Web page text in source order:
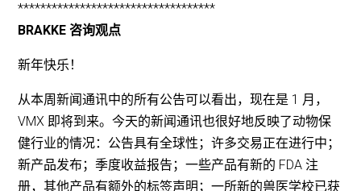
***********************************
BRAKKE 咨询观点
新年快乐！
从本周新闻通讯中的所有公告可以看出，现在是 1 月，
VMX 即将到来。今天的新闻通讯也很好地反映了动物保
健行业的情况：公告具有全球性；许多交易正在进行中；
新产品发布；季度收益报告；一些产品有新的 FDA 注
册，其他产品有额外的标签声明；一所新的兽医学校已获